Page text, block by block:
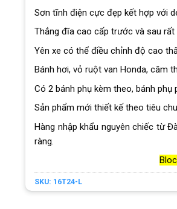
Sơn tĩnh điện cực đẹp kết hợp với
Thắng đĩa cao cấp trước và sau rất
Yên xe có thể điều chỉnh độ cao
Bánh hơi, vỏ ruột van Honda, căm
Có 2 bánh phụ kèm theo, bánh
Sản phẩm mới thiết kế theo tiêu
Hàng nhập khẩu nguyên chiếc từ
ràng.
SKU: 16T24-L